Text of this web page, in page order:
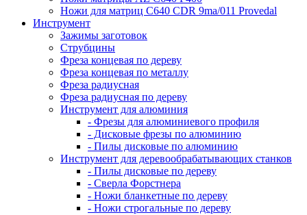
Ножи для матриц C640 CDR 9ma/011 Provedal
Инструмент
Зажимы заготовок
Струбцины
Фреза концевая по дереву
Фреза концевая по металлу
Фреза радиусная
Фреза радиусная по дереву
Инструмент для алюминия
- Фрезы для алюминиевого профиля
- Дисковые фрезы по алюминию
- Пилы дисковые по алюминию
Инструмент для деревообрабатывающих станков
- Пилы дисковые по дереву
- Сверла Форстнера
- Ножи бланкетные по дереву
- Ножи строгальные по дереву